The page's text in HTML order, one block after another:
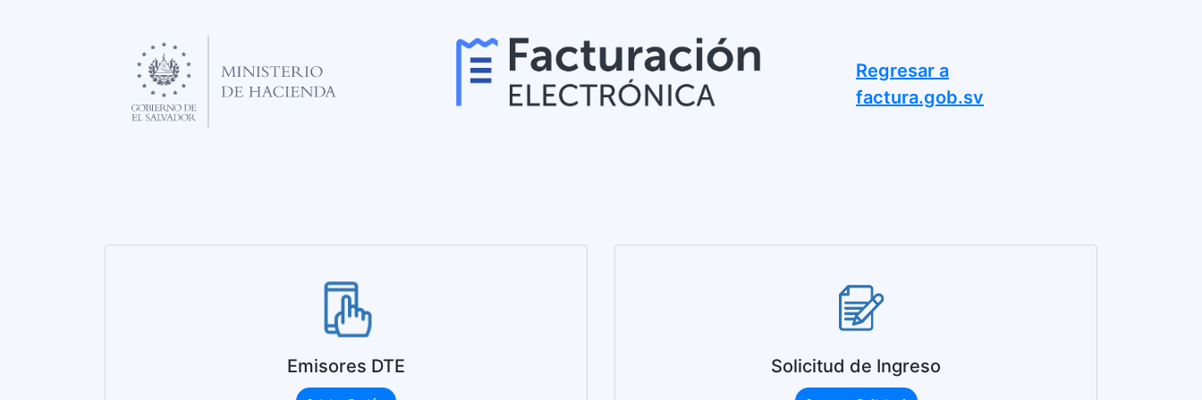
Regresar a
factura.gob.sv
Emisores DTE Solicitud de Ingreso